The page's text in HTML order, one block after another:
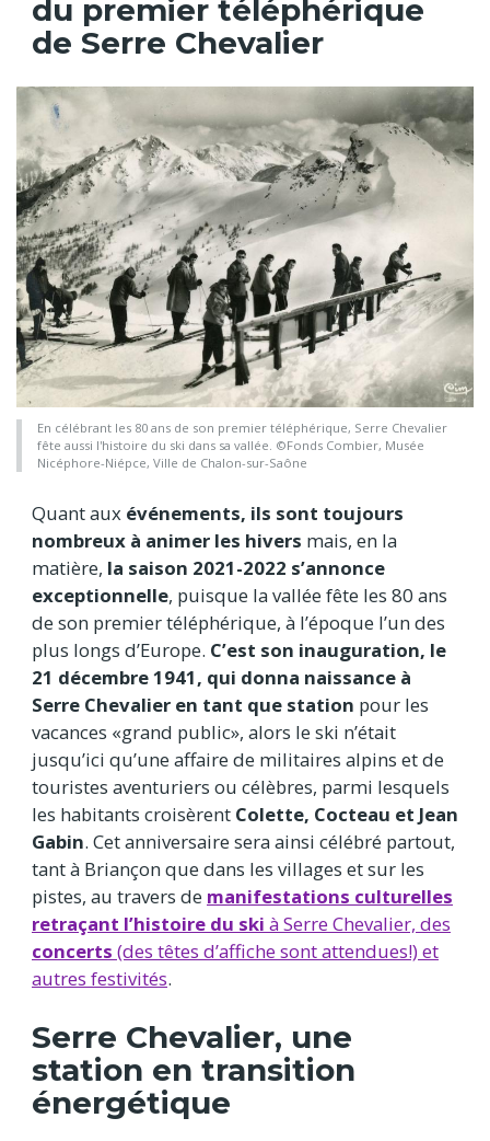
du premier téléphérique
de Serre Chevalier
En célébrant les 80 ans de son premier téléphérique, Serre Chevalier
fête aussi l'histoire du ski dans sa vallée. ©Fonds Combier, Musée
Nicéphore-Niépce, Ville de Chalon-sur-Saône
Quant aux événements, ils sont toujours
nombreux à animer les hivers mais, en la
matière, la saison 2021-2022 s’annonce
exceptionnelle, puisque la vallée fête les 80 ans
de son premier téléphérique, à l’époque l’un des
plus longs d’Europe. C’est son inauguration, le
21 décembre 1941, qui donna naissance à
Serre Chevalier en tant que station pour les
vacances «grand public», alors le ski n’était
jusqu’ici qu’une affaire de militaires alpins et de
touristes aventuriers ou célèbres, parmi lesquels
les habitants croisèrent Colette, Cocteau et Jean
Gabin. Cet anniversaire sera ainsi célébré partout,
tant à Briançon que dans les villages et sur les
pistes, au travers de manifestations culturelles
retraçant l’histoire du ski à Serre Chevalier, des
concerts (des têtes d’affiche sont attendues!) et
autres festivités.
Serre Chevalier, une
station en transition
énergétique